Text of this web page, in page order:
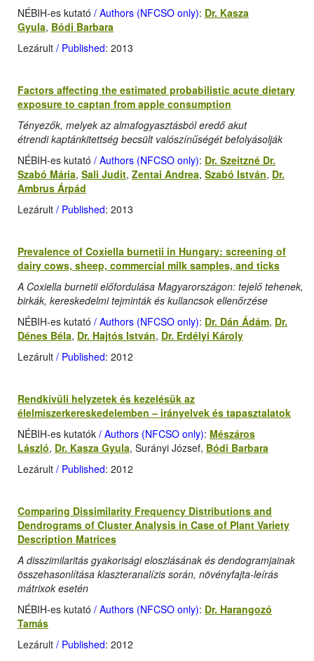
NÉBIH-es kutató / Authors (NFCSO only): Dr. Kasza
Gyula, Bódi Barbara
Lezárult / Published: 2013
Factors affecting the estimated probabilistic acute dietary
exposure to captan from apple consumption
Tényezők, melyek az almafogyasztásból eredő akut
étrendi kaptánkitettség becsült valószínűségét befolyásolják
NÉBIH-es kutató / Authors (NFCSO only): Dr. Szeitzné Dr.
Szabó Mária, Sali Judit, Zentai Andrea, Szabó István, Dr.
Ambrus Árpád
Lezárult / Published: 2013
Prevalence of Coxiella burnetii in Hungary: screening of
dairy cows, sheep, commercial milk samples, and ticks
A Coxiella burnetii előfordulása Magyarországon: tejelő tehenek,
birkák, kereskedelmi tejminták és kullancsok ellenőrzése
NÉBIH-es kutató / Authors (NFCSO only): Dr. Dán Ádám, Dr.
Dénes Béla, Dr. Hajtós István, Dr. Erdélyi Károly
Lezárult / Published: 2012
Rendkívüli helyzetek és kezelésük az
élelmiszerkereskedelemben – irányelvek és tapasztalatok
NÉBIH-es kutatók / Authors (NFCSO only): Mészáros
László, Dr. Kasza Gyula, Surányi József, Bódi Barbara
Lezárult / Published: 2012
Comparing Dissimilarity Frequency Distributions and
Dendrograms of Cluster Analysis in Case of Plant Variety
Description Matrices
A disszimilaritás gyakorisági eloszlásának és dendogramjainak
összehasonlítása klaszteranalízis során, növényfajta-leírás
mátrixok esetén
NÉBIH-es kutató / Authors (NFCSO only): Dr. Harangozó
Tamás
Lezárult / Published: 2012